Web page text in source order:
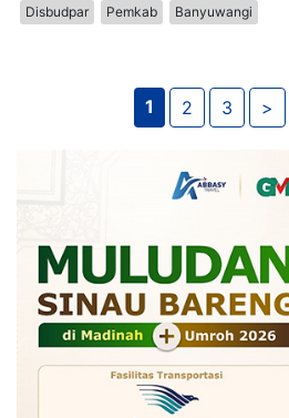
Disbudpar Pemkab Banyuwangi
1 2 3 >